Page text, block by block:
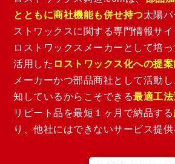
とともに商社機能も併せ持つ太陽
ストワックスに関する専門情報サイ
ロストワックスメーカーとして培
活用した ロストワックス化への提案
メーカーかつ部品商社として活動
知しているからこそできる最適工
リピート品を最短１ヶ月で納品する
り、他社にはできないサービス提供